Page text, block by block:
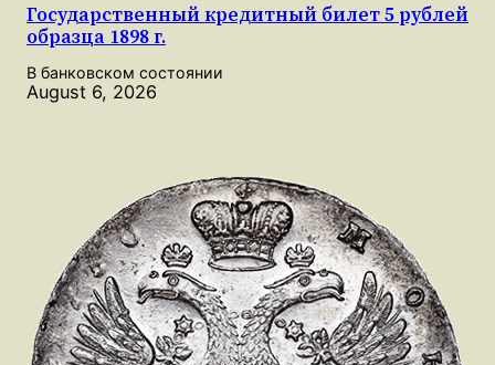
Государственный кредитный билет 5 рублей
образца 1898 г.
В банковском состоянии
August 6, 2026